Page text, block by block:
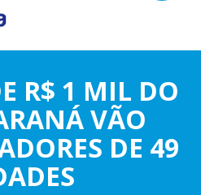
R$ 1 MIL DO
VÃO
DE 49